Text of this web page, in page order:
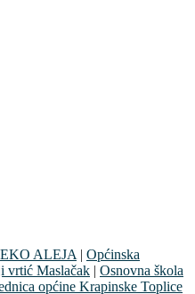
EKO ALEJA | Općinska
vrtić Maslačak | Osnovna škola
općine Krapinske Toplice